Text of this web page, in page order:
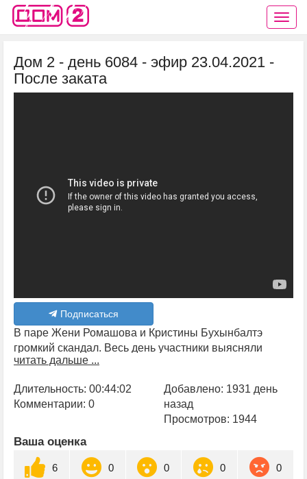
Дом 2 - день 6084 - эфир 23.04.2021 -
После заката
Подписаться
В паре Жени Ромашова и Кристины Бухынбалтэ
громкий скандал. Весь день участники выясняли
отношения, а вечером Евгений решил на время
это скажет Кристина? И смогут ли ребята помириться?
Смотри прямо сейчас в ночном эфире.
читать дальше ...
Длительность: 00:44:02
Комментарии: 0
Добавлено: 1931 день
назад
Просмотров: 1944
Ваша оценка
6 0 0 0 0